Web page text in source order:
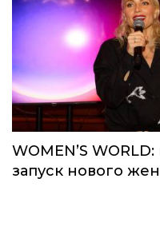
WOMEN’S
запуск нового